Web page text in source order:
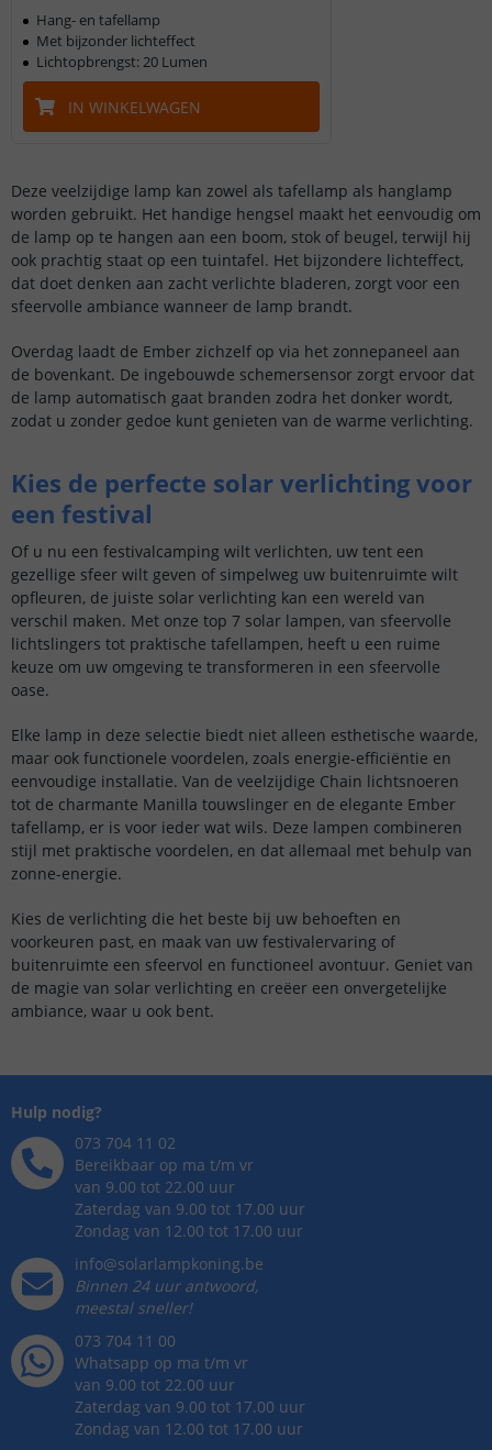
Hang- en tafellamp
Met bijzonder lichteffect
Lichtopbrengst: 20 Lumen
IN WINKELWAGEN
Deze veelzijdige lamp kan zowel als tafellamp als hanglamp
worden gebruikt. Het handige hengsel maakt het eenvoudig om
de lamp op te hangen aan een boom, stok of beugel, terwijl hij
ook prachtig staat op een tuintafel. Het bijzondere lichteffect,
dat doet denken aan zacht verlichte bladeren, zorgt voor een
sfeervolle ambiance wanneer de lamp brandt.
Overdag laadt de Ember zichzelf op via het zonnepaneel aan
de bovenkant. De ingebouwde schemersensor zorgt ervoor dat
de lamp automatisch gaat branden zodra het donker wordt,
zodat u zonder gedoe kunt genieten van de warme verlichting.
Kies de perfecte solar verlichting voor
een festival
Of u nu een festivalcamping wilt verlichten, uw tent een
gezellige sfeer wilt geven of simpelweg uw buitenruimte wilt
opfleuren, de juiste solar verlichting kan een wereld van
verschil maken. Met onze top 7 solar lampen, van sfeervolle
lichtslingers tot praktische tafellampen, heeft u een ruime
keuze om uw omgeving te transformeren in een sfeervolle
oase.
Elke lamp in deze selectie biedt niet alleen esthetische waarde,
maar ook functionele voordelen, zoals energie-efficiëntie en
eenvoudige installatie. Van de veelzijdige Chain lichtsnoeren
tot de charmante Manilla touwslinger en de elegante Ember
tafellamp, er is voor ieder wat wils. Deze lampen combineren
stijl met praktische voordelen, en dat allemaal met behulp van
zonne-energie.
Kies de verlichting die het beste bij uw behoeften en
voorkeuren past, en maak van uw festivalervaring of
buitenruimte een sfeervol en functioneel avontuur. Geniet van
de magie van solar verlichting en creëer een onvergetelijke
ambiance, waar u ook bent.
Hulp nodig?
073 704 11 02
Bereikbaar op ma t/m vr
van 9.00 tot 22.00 uur
Zaterdag van 9.00 tot 17.00 uur
Zondag van 12.00 tot 17.00 uur
info@solarlampkoning.be
Binnen 24 uur antwoord,
meestal sneller!
073 704 11 00
Whatsapp op ma t/m vr
van 9.00 tot 22.00 uur
Zaterdag van 9.00 tot 17.00 uur
Zondag van 12.00 tot 17.00 uur